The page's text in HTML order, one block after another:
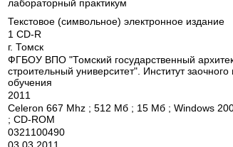
лабораторный практикум
Текстовое (символьное) электронное издание
1 CD-R
г. Томск
ФГБОУ ВПО "Томский государственный
строительный университет". Институт
обучения
2011
Celeron 667 Mhz ; 512 Мб ; 15 Мб ; Windows
; CD-ROM
0321100490